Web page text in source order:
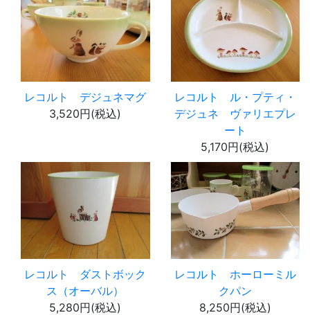
レコルト デジュネマグ
3,520円(税込)
レコルト ル・プティ・
デジュネ ヴァリエプレ
ート
5,170円(税込)
レコルト ダストボック
ス（オーバル）
5,280円(税込)
レコルト ホーローミル
クパン
8,250円(税込)